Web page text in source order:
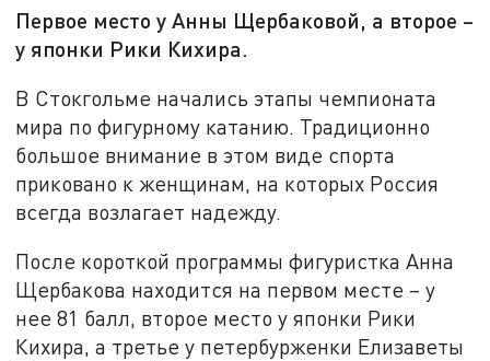
Первое место у Анны Щербаковой, а второе –
у японки Рики Кихира.
В Стокгольме начались этапы чемпионата
мира по фигурному катанию. Традиционно
большое внимание в этом виде спорта
приковано к женщинам, на которых Россия
всегда возлагает надежду.
После короткой программы фигуристка Анна
Щербакова находится на первом месте – у
нее 81 балл, второе место у японки Рики
Кихира, а третье у петербурженки Елизаветы